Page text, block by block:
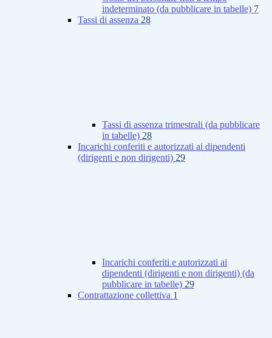
indeterminato (da pubblicare in tabelle) 7
Tassi di assenza 28
Tassi di assenza trimestrali (da pubblicare
in tabelle) 28
Incarichi conferiti e autorizzati ai dipendenti
(dirigenti e non dirigenti) 29
Incarichi conferiti e autorizzati ai
dipendenti (dirigenti e non dirigenti) (da
pubblicare in tabelle) 29
Contrattazione collettiva 1